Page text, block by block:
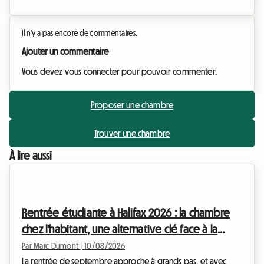
Il n'y a pas encore de commentaires.
Ajouter un commentaire
Vous devez vous connecter pour pouvoir commenter.
Proposer une chambre
Trouver une chambre
À lire aussi
Rentrée étudiante à Halifax 2026 : la chambre
chez l'habitant, une alternative clé face à la
pénurie
Par Marc Dumont 10/08/2026
La rentrée de septembre approche à grands pas, et avec